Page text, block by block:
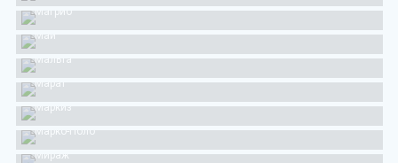
Магриб
Май
Мальта
Марат
Маркиз
Марко-Поло
Мираж